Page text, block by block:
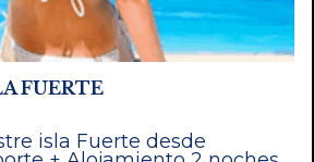
FUERTE
isla Fuerte desde